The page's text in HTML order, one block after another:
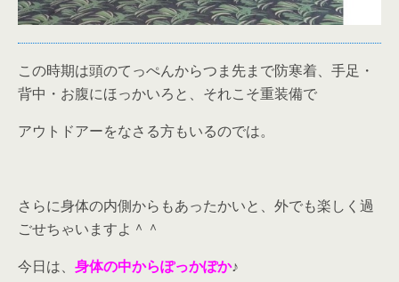
この時期は頭のてっぺんからつま先まで防寒着、手足・
背中・お腹にほっかいろと、それこそ重装備で
アウトドアーをなさる方もいるのでは。
さらに身体の内側からもあったかいと、外でも楽しく過
ごせちゃいますよ＾＾
今日は、 身体の中からぽっかぽか♪